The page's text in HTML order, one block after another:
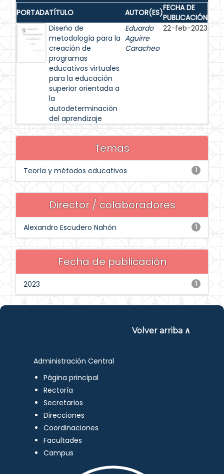
PORTADATÍTULO AUTOR(ES)FECHA DE
PUBLICACIÓN
Diseño de
metodología para la
creación de
programas
educativos virtuales
para la educación
superior orientada a
la
autodeterminación
del aprendizaje
Eduardo
Aguirre
Caracheo
22-feb-2023
Temas
1
Teoría y métodos educativos
Director / colaboradores
1
Alexandro Escudero Nahón
Fecha de publicación
1
2023
Volver arriba ∧
Administración Central
Página principal
Rectoría
Secretarios
Direcciones
Coordinaciones
Facultades
Campus